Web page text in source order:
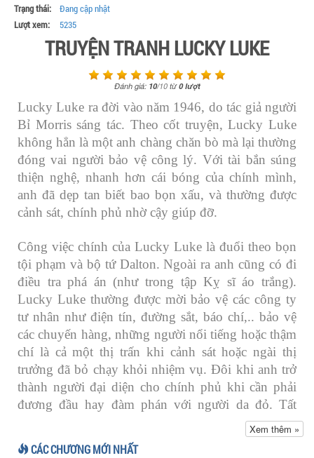
Trạng thái:
Đang cập nhật
Lượt xem:
5235
TRUYỆN TRANH LUCKY LUKE
Đánh giá: 10/10từ0lượt
Lucky Luke ra đời vào năm 1946, do tác giả người
Bỉ Morris sáng tác. Theo cốt truyện, Lucky Luke
không hẳn là một anh chàng chăn bò mà lại thường
đóng vai người bảo vệ công lý. Với tài bắn súng
thiện nghệ, nhanh hơn cái bóng của chính mình,
anh đã dẹp tan biết bao bọn xấu, và thường được
cảnh sát, chính phủ nhờ cậy giúp đỡ.
Công việc chính của Lucky Luke là đuổi theo bọn
tội phạm và bộ tứ Dalton. Ngoài ra anh cũng có đi
điều tra phá án (như trong tập Kỵ sĩ áo trắng).
Lucky Luke thường được mời bảo vệ các công ty
tư nhân như điện tín, đường sắt, báo chí,.. bảo vệ
các chuyến hàng, những người nổi tiếng hoặc thậm
chí là cả một thị trấn khi cảnh sát hoặc ngài thị
trưởng đã bỏ chạy khỏi nhiệm vụ. Đôi khi anh trở
thành người đại diện cho chính phủ khi cần phải
đương đầu hay đàm phán với người da đỏ. Tất
nhiên, thỉnh thoảng anh cũng làm công việc của
một anh chàng cowboy là lùa gia súc đi khắp nơi
Xem thêm »
CÁC CHƯƠNG MỚI NHẤT